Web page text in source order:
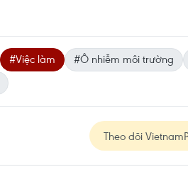
#Việc làm #Ô nhiễm môi trường
Theo dõi